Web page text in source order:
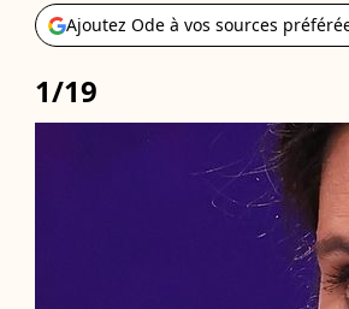
Ajoutez Ode à vos sources
1/19